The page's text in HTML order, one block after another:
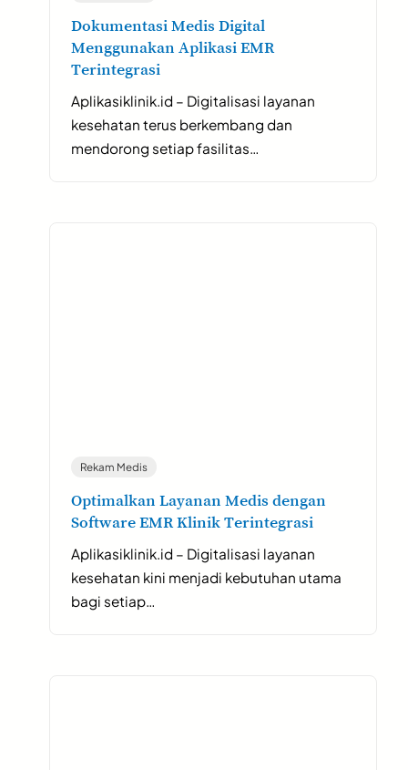
Dokumentasi Medis Digital
Menggunakan Aplikasi EMR
Terintegrasi
Aplikasiklinik.id – Digitalisasi layanan
kesehatan terus berkembang dan
mendorong setiap fasilitas…
Rekam Medis
Optimalkan Layanan Medis dengan
Software EMR Klinik Terintegrasi
Aplikasiklinik.id – Digitalisasi layanan
kesehatan kini menjadi kebutuhan utama
bagi setiap…